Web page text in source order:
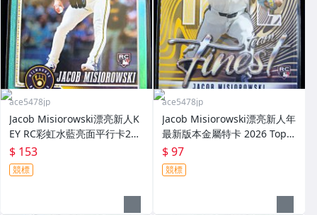
ace5478jp
Jacob Misiorowski漂亮新人K
EY RC彩虹水藍亮面平行卡202
6 Topps Series 1 Aqua Rain
bow Foil Rookie
$ 153
競標
ace5478jp
Jacob Misiorowski漂亮新人年
最新版本金屬特卡 2026 Topp
s Finest Team Finest Rookie
$ 97
競標